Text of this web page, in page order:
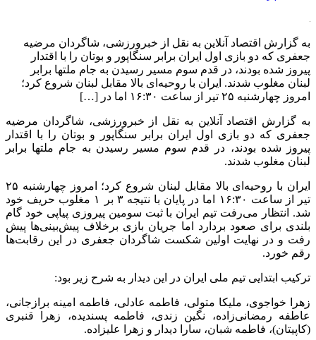
به گزارش اقتصاد آنلاین به نقل از خبرورزشی، شاگردان مرضیه
جعفری که دو بازی اول ایران برابر سنگاپور و بوتان را با اقتدار
پیروز شده بودند، در قدم سوم مسیر رسیدن به جام ملتها برابر
لبنان مغلوب شدند. ایران با روحیه‌ای بالا مقابل لبنان شروع کرد؛
امروز چهارشنبه ۲۵ تیر از ساعت ۱۶:۳۰ اما در […]
به گزارش اقتصاد آنلاین به نقل از خبرورزشی، شاگردان مرضیه
جعفری که دو بازی اول ایران برابر سنگاپور و بوتان را با اقتدار
پیروز شده بودند، در قدم سوم مسیر رسیدن به جام ملتها برابر
لبنان مغلوب شدند.
ایران با روحیه‌ای بالا مقابل لبنان شروع کرد؛ امروز چهارشنبه ۲۵
تیر از ساعت ۱۶:۳۰ اما در پایان با نتیجه ۳ بر ۱ مغلوب حریف خود
شد. انتظار می‌رفت تیم ایران با ثبت سومین پیروزی پیاپی خود گام
بلندی برای صعود بردارد اما جریان بازی برخلاف پیش‌بینی‌ها پیش
رفت و در نهایت اولین شکست شاگردان جعفری در این رقابت‌ها
رقم خورد.
ترکیب ابتدایی تیم ملی ایران در این دیدار به شرح زیر بود:
زهرا خواجوی، ملیکا متولی، فاطمه عادلی، فاطمه امینه برازجانی،
عاطفه رمضانی‌زاده، نگین زندی، فاطمه پسندیده، زهرا قنبری
(کاپیتان)، فاطمه شبان، سارا دیدار و زهرا علیزاده.